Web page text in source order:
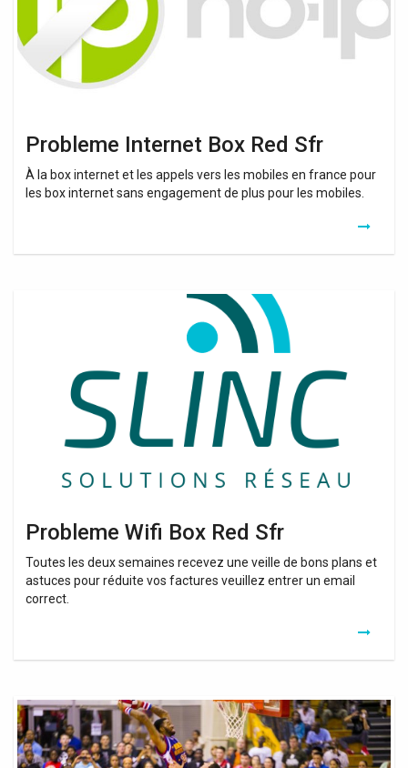
Probleme Internet Box Red Sfr
À la box internet et les appels vers les mobiles en france pour
les box internet sans engagement de plus pour les mobiles.
Probleme Wifi Box Red Sfr
Toutes les deux semaines recevez une veille de bons plans et
astuces pour réduite vos factures veuillez entrer un email
correct.
Kit
Cpl
Red
Sfr